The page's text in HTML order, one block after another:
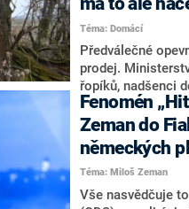
Téma: Domácí
Předválečné
prodej.
řopíků, nadšenci
relativně malý
získat i za 60
nabízí
kus lesíka v
nemovitostí
březnu přibudou
Fenomén
Zeman do
německých
Téma: Miloš Zeman
Vše nasvědčuje